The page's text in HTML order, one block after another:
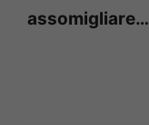
assomigliare…